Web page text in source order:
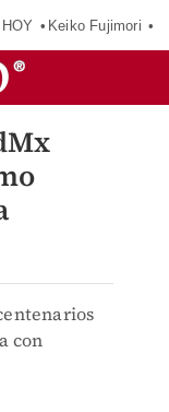
Keiko Fujimori
con